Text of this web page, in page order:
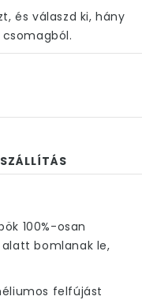
és válaszd ki, hány
SZÁLLÍTÁS
100%-osan
bomlanak le,
felfújást